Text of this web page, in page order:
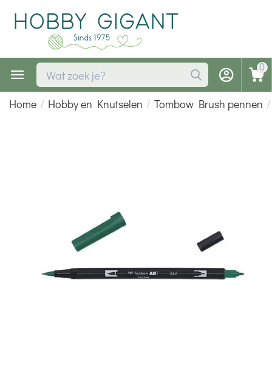
0
Home / Hobby en Knutselen / Tombow Brush pennen /